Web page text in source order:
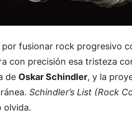
por fusionar rock progresivo
con precisión esa tristeza
de OskarSchindler, y la
Schindler’s List (Rock
olvida.